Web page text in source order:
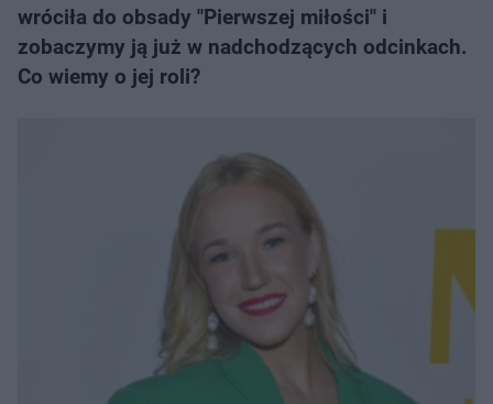
wróciła do obsady "Pierwszej miłości" i
zobaczymy ją już w nadchodzących odcinkach.
Co wiemy o jej roli?